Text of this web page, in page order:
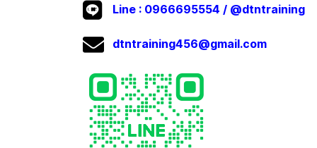
Line : 0966695554 / @dtntraining
dtntraining456@gmail.com